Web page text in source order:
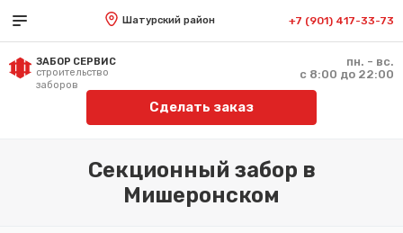
Шатурский район +7 (901) 417-33-73
ЗАБОР СЕРВИС
строительство
заборов
пн. - вс.
с 8:00 до 22:00
Сделать заказ
Секционный забор в
Мишеронском